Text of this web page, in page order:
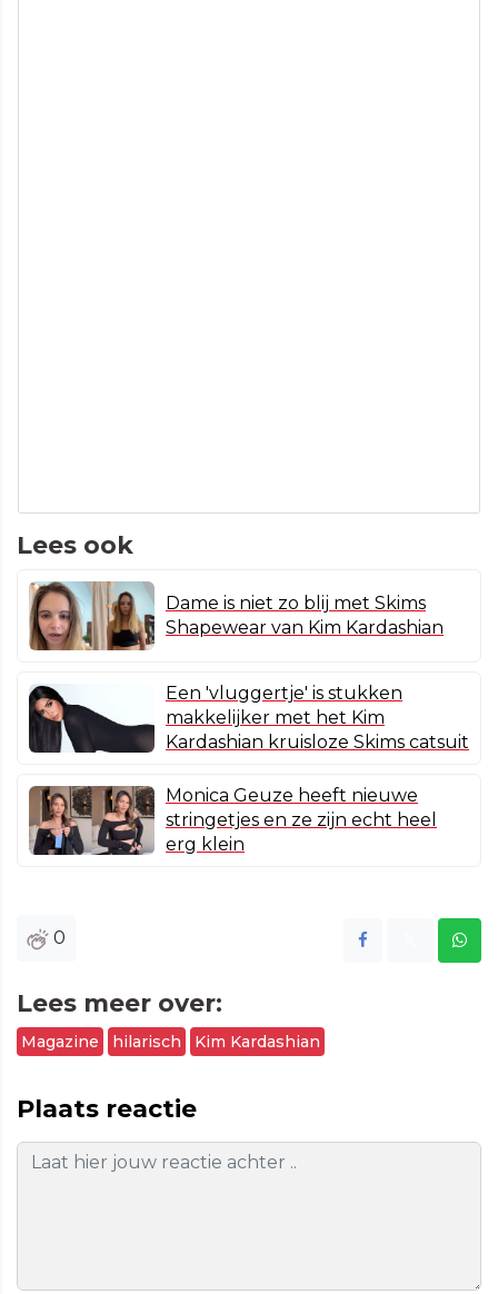
Lees ook
Dame is niet zo blij met Skims
Shapewear van Kim Kardashian
Een 'vluggertje' is stukken
makkelijker met het Kim
Kardashian kruisloze Skims catsuit
Monica Geuze heeft nieuwe
stringetjes en ze zijn echt heel
erg klein
0
Lees meer over:
Magazine hilarisch Kim Kardashian
Plaats reactie